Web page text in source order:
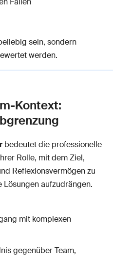
sein, sondern
werden.
Kontext:
bedeutet die professionelle
Rolle, mit dem Ziel,
Reflexionsvermögen zu
aufzudrängen.
mit komplexen
gegenüber Team,